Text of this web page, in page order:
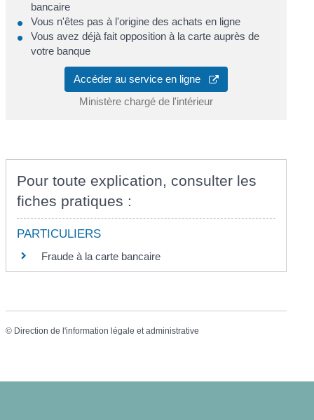
bancaire
Vous n'êtes pas à l'origine des achats en ligne
Vous avez déjà fait opposition à la carte auprès de
votre banque
Accéder au service en ligne
Ministère chargé de l'intérieur
Pour toute explication, consulter les
fiches pratiques :
PARTICULIERS
Fraude à la carte bancaire
© Direction de l'information légale et administrative